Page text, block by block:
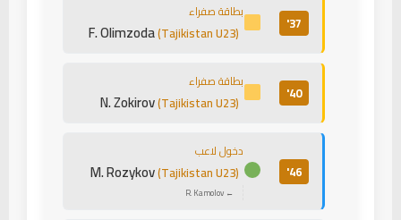
37'
بطاقة صفراء
F. Olimzoda(Tajikistan U23)
40'
بطاقة صفراء
N. Zokirov(Tajikistan U23)
46'
دخول لاعب
M. Rozykov(Tajikistan U23)
← R. Kamolov